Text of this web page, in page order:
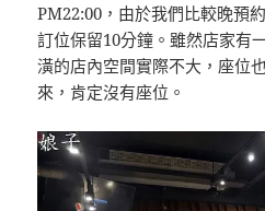
PM22:00，由於我們比較晚預
訂位保留10分鐘。雖然店家有
潢的店內空間實際不大，座位
來，肯定沒有座位。